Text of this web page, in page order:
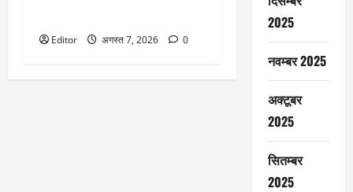
Editor अगस्त 7, 2026 0
2025
नवम्बर 2025
अक्टूबर
2025
सितम्बर
2025